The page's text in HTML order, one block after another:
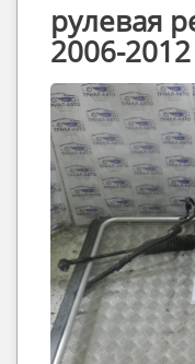
рулевая
2006-2012